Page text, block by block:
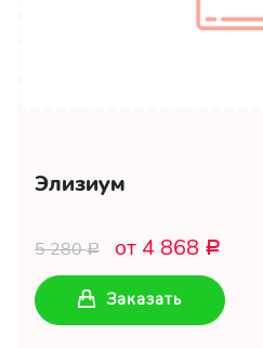
Элизиум
5 280Р от 4 868 Р
Заказать